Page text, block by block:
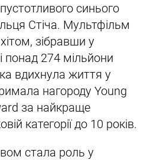
синього
Стіча. Мультфільм
зібравши у
понад 274 мільйони
вдихнула життя у
нагороду Young
за найкраще
категорії до 10 років.
стала роль у